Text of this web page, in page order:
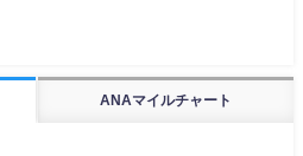
ANAマイルチャート